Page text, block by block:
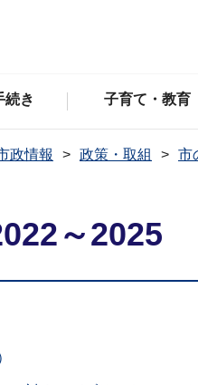
続き 子育て・教育
政情報 政策・取組 市
～2025